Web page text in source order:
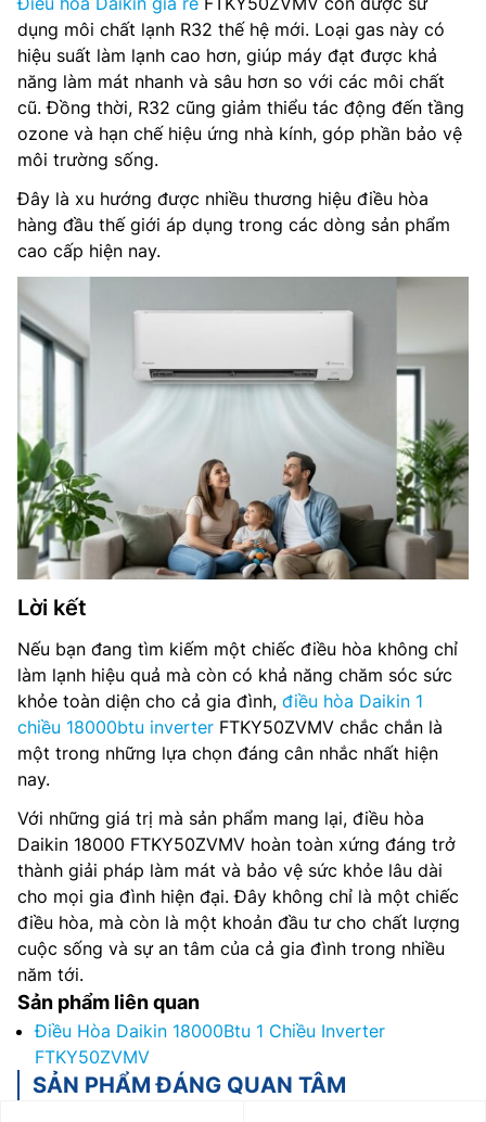
dụng môi chất lạnh R32 thế hệ mới. Loại gas này có
hiệu suất làm lạnh cao hơn, giúp máy đạt được khả
năng làm mát nhanh và sâu hơn so với các môi chất
cũ. Đồng thời, R32 cũng giảm thiểu tác động đến tầng
ozone và hạn chế hiệu ứng nhà kính, góp phần bảo vệ
môi trường sống.
Đây là xu hướng được nhiều thương hiệu điều hòa
hàng đầu thế giới áp dụng trong các dòng sản phẩm
cao cấp hiện nay.
Lời kết
Nếu bạn đang tìm kiếm một chiếc điều hòa không chỉ
làm lạnh hiệu quả mà còn có khả năng chăm sóc sức
khỏe toàn diện cho cả gia đình, điều hòa Daikin 1
chiều 18000btu inverter FTKY50ZVMV chắc chắn là
một trong những lựa chọn đáng cân nhắc nhất hiện
nay.
Với những giá trị mà sản phẩm mang lại, điều hòa
Daikin 18000 FTKY50ZVMV hoàn toàn xứng đáng trở
thành giải pháp làm mát và bảo vệ sức khỏe lâu dài
cho mọi gia đình hiện đại. Đây không chỉ là một chiếc
điều hòa, mà còn là một khoản đầu tư cho chất lượng
cuộc sống và sự an tâm của cả gia đình trong nhiều
năm tới.
Sản phẩm liên quan
Điều Hòa Daikin 18000Btu 1 Chiều Inverter
FTKY50ZVMV
SẢN PHẨM ĐÁNG QUAN TÂM